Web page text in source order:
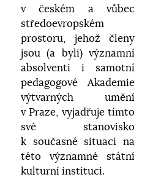
v českém a vůbec
středoevropském
prostoru, jehož členy
jsou (a byli) významní
absolventi i samotní
pedagogové Akademie
výtvarných umění
v Praze, vyjadřuje tímto
své stanovisko
k současné situaci na
této významné státní
kulturní instituci.